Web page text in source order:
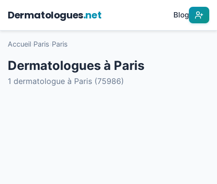
Dermatologues.net Blog
Accueil Paris Paris
Dermatologues à Paris
1 dermatologue à Paris (75986)